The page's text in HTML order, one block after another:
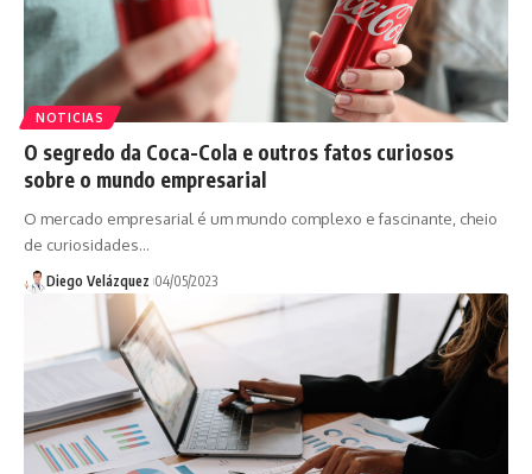
NOTICIAS
O segredo da Coca-Cola e outros fatos curiosos
sobre o mundo empresarial
O mercado empresarial é um mundo complexo e fascinante, cheio
de curiosidades…
Diego Velázquez 04/05/2023